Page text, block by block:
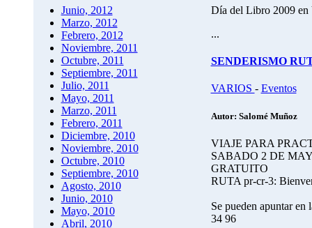
Junio, 2012
Marzo, 2012
Febrero, 2012
Noviembre, 2011
Octubre, 2011
Septiembre, 2011
Julio, 2011
Mayo, 2011
Marzo, 2011
Febrero, 2011
Diciembre, 2010
Noviembre, 2010
Octubre, 2010
Septiembre, 2010
Agosto, 2010
Junio, 2010
Mayo, 2010
Abril, 2010
Día del Libro 2009
...
SENDERISMO
VARIOS - Eventos
Autor: Salomé Muñoz
VIAJE PARA
SABADO 2 DE
GRATUITO
RUTA pr-cr-3:
Se pueden apuntar
34 96